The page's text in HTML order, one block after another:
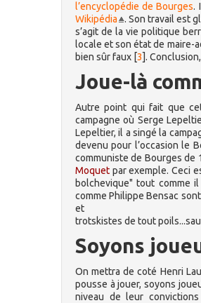
l’encyclopédie de Bourges.
Wikipédia
. Son travail est
s’agit de la vie politique
locale et son état de maire-
bien sûr faux [3].
Joue-là
Autre point qui fait que
campagne où Serge
Lepeltier, il a singé la
devenu pour l’occasion le
communiste de Bourges de
Moquet par exemple. Ceci
bolchevique" tout comme
comme Philippe Bensac
et
trotskistes de tout
Soyons
On mettra de coté Henri
pousse à jouer, soyons
niveau de leur